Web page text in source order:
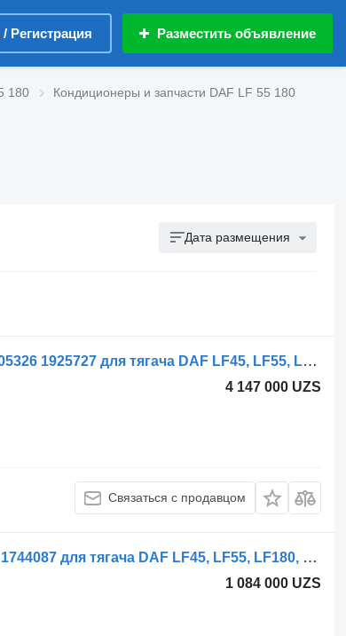
Регистрация Разместить объявление
180
Кондиционеры и запчасти DAF LF 55 180
Дата размещения
Шланг кондиционера Behr CF85 (01.01-) 1905326 1925727 для тягача DAF LF45, LF55, LF180, CF65, CF75, CF85 (2001-)
4 147 000 UZS
Связаться с продавцом
Радиатор кондиционера DAF CF75 (01.01-) 1744087 для тягача DAF LF45, LF55, LF180, CF65, CF75, CF85 (2001-)
1 084 000 UZS